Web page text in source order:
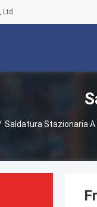
Ltd.
Saldatura Stazionaria A